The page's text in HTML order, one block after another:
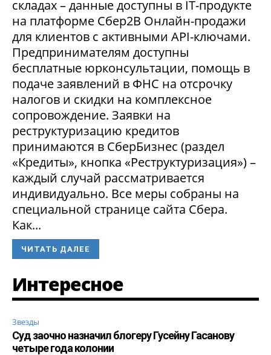
складах – данные доступны в IT-продукте
на платформе Сбер2В Онлайн-продажи
для клиентов с активными API-ключами.
Предпринимателям доступны
бесплатные юрконсультации, помощь в
подаче заявлений в ФНС на отсрочку
налогов и скидки на комплексное
сопровождение. Заявки на
реструктуризацию кредитов
принимаются в СберБизнес (раздел
«Кредиты», кнопка «Реструктуризация») –
каждый случай рассматривается
индивидуально. Все меры собраны на
специальной странице сайта Сбера.
Как...
ЧИТАТЬ ДАЛЕЕ
Интересное
Звезды
Суд заочно назначил блогеру Гусейну Гасанову
четыре года колонии